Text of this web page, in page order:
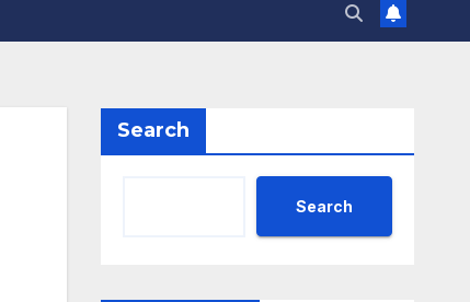
Search
Search